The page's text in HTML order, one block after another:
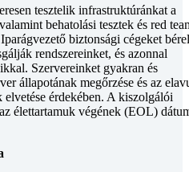
tesztelik infrastruktúránkat a
behatolási tesztek és red
biztonsági cégeket
rendszereinket, és azonnal
Szervereinket gyakran és
állapotának megőrzése és az
érdekében. A kiszolgálói
élettartamuk végének (EOL)